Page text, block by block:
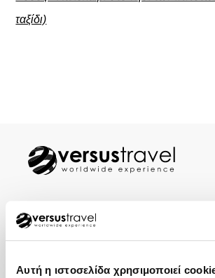
Αυτή η ιστοσελίδα χρησιμοποιεί
ταξίδι)
ΑΘΗΝΑ – ΚΕΝΤΡΙΚΑ
Φιλελλήνων 7, Σύνταγμα, 105 57